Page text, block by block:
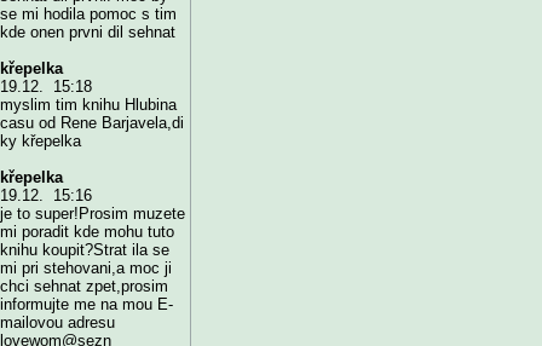
se mi hodila pomoc s tim
kde onen prvni dil sehnat
křepelka
19.12. 15:18
myslim tim knihu Hlubina
casu od Rene Barjavela,di
ky křepelka
křepelka
19.12. 15:16
je to super!Prosim muzete
mi poradit kde mohu tuto
knihu koupit?Strat ila se
mi pri stehovani,a moc ji
chci sehnat zpet,prosim
informujte me na mou E-
mailovou adresu
lovewom@sezn